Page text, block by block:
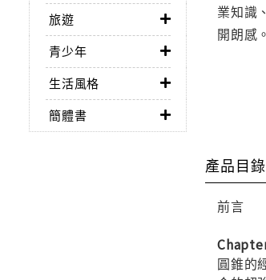
旅遊
青少年
生活風格
簡體書
業知識
開朗感
產品目錄
前言
圓錐的